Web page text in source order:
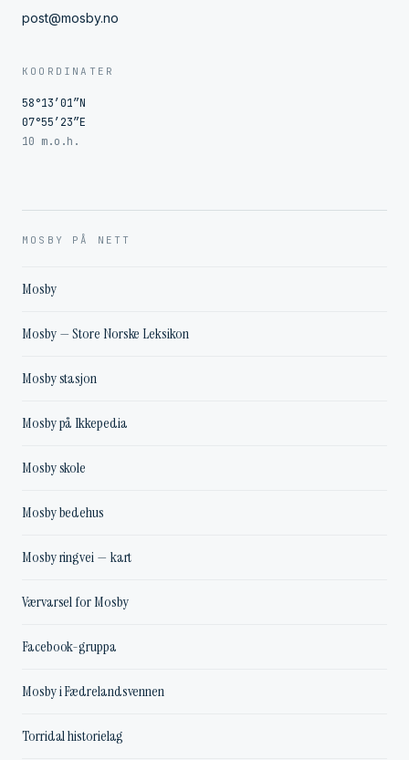
post@mosby.no
KOORDINATER
58°13′01″N
07°55′23″E
10 m.o.h.
MOSBY PÅ NETT
Mosby
Mosby — Store Norske Leksikon
Mosby stasjon
Mosby på Ikkepedia
Mosby skole
Mosby bedehus
Mosby ringvei — kart
Værvarsel for Mosby
Facebook-gruppa
Mosby i Fædrelandsvennen
Torridal historielag